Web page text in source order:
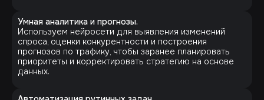
Умная аналитика и прогнозы.
Используем нейросети для выявления изменений
спроса, оценки конкурентности и построения
прогнозов по трафику, чтобы заранее планировать
приоритеты и корректировать стратегию на основе
данных.